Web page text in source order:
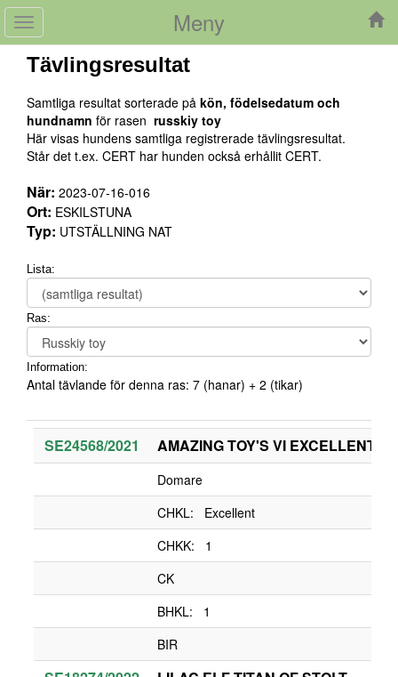
Meny
Toggle
navigation
Tävlingsresultat
Samtliga resultat sorterade på kön, födelsedatum och
hundnamn för rasen russkiy toy
Här visas hundens samtliga registrerade tävlingsresultat.
Står det t.ex. CERT har hunden också erhållit CERT.
När: 2023-07-16-016
Ort: ESKILSTUNA
Typ: UTSTÄLLNING NAT
Lista:
Ras:
Information:
Antal tävlande för denna ras: 7 (hanar) + 2 (tikar)
SE24568/2021 AMAZING TOY'S VI EXCELLENT
Domare
CHKL: Excellent
CHKK: 1
CK
BHKL: 1
BIR